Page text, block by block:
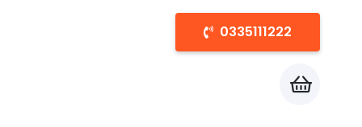
0335111222